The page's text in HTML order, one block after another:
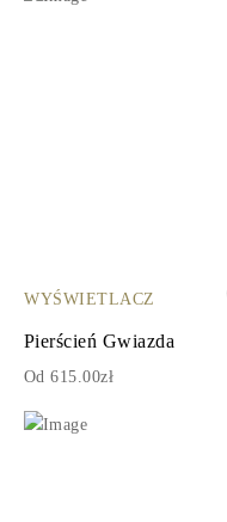
WYŚWIETLACZ
Pierścień Gwiazda
Od 615.00zł